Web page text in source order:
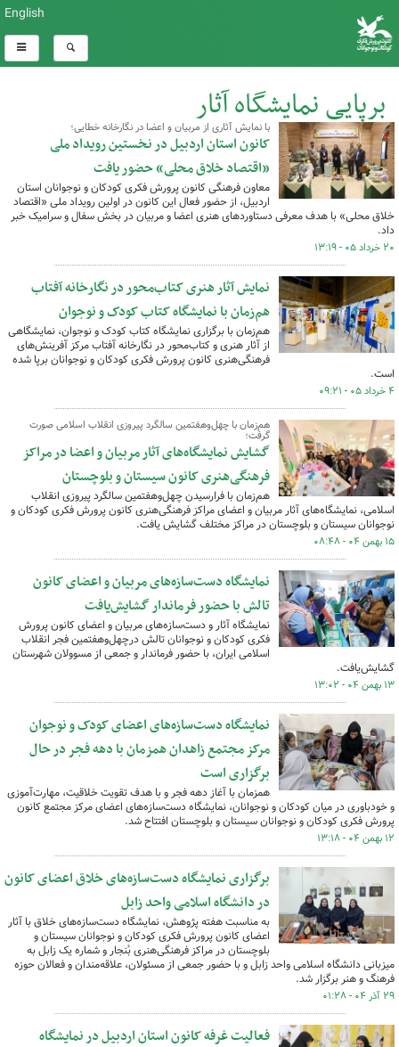
English
برپایی نمایشگاه آثار
کل اخبار:43
با نمایش آثاری از مربیان و اعضا در نگارخانه خطایی؛
کانون استان اردبیل در نخستین رویداد ملی
«اقتصاد خلاق محلی» حضور یافت
معاون فرهنگی کانون پرورش فکری کودکان و نوجوانان استان
اردبیل، از حضور فعال این کانون در اولین رویداد ملی «اقتصاد
خلاق محلی» با هدف معرفی دستاوردهای هنری اعضا و مربیان در بخش سفال و سرامیک خبر
داد.
۲۰ خرداد ۰۵ - ۱۳:۱۹
نمایش آثار هنری کتاب‌محور در نگارخانه آفتاب
هم‌زمان با نمایشگاه کتاب کودک و نوجوان
هم‌زمان با برگزاری نمایشگاه کتاب کودک و نوجوان، نمایشگاهی
از آثار هنری و کتاب‌محور در نگارخانه آفتاب مرکز آفرینش‌های
فرهنگی‌هنری کانون پرورش فکری کودکان و نوجوانان برپا شده
است.
۴ خرداد ۰۵ - ۰۹:۲۱
هم‌زمان با چهل‌وهفتمین سالگرد پیروزی انقلاب اسلامی صورت
گرفت؛
گشایش نمایشگاه‌های آثار مربیان و اعضا در مراکز
فرهنگی‌هنری کانون سیستان و بلوچستان
هم‌زمان با فرارسیدن چهل‌وهفتمین سالگرد پیروزی انقلاب
اسلامی، نمایشگاه‌های آثار مربیان و اعضای مراکز فرهنگی‌هنری کانون پرورش فکری کودکان و
نوجوانان سیستان و بلوچستان در مراکز مختلف گشایش یافت.
۱۵ بهمن ۰۴ - ۰۸:۴۸
نمایشگاه دست‌سازه‌های مربیان و اعضای کانون
تالش با حضور فرماندار گشایش‌یافت
نمایشگاه آثار و دست‌سازه‌های مربیان و اعضای کانون پرورش
فکری کودکان و نوجوانان تالش درچهل‌وهفتمین فجر انقلاب
اسلامی ایران، با حضور فرماندار و جمعی از مسوولان شهرستان
گشایش‌یافت.
۱۳ بهمن ۰۴ - ۱۳:۰۲
نمایشگاه دست‌سازه‌های اعضای کودک و نوجوان
مرکز مجتمع زاهدان همزمان با دهه فجر در حال
برگزاری است
همزمان با آغاز دهه فجر و با هدف تقویت خلاقیت، مهارت‌آموزی
و خودباوری در میان کودکان و نوجوانان، نمایشگاه دست‌سازه‌های اعضای مرکز مجتمع کانون
پرورش فکری کودکان و نوجوانان سیستان و بلوچستان افتتاح شد.
۱۲ بهمن ۰۴ - ۱۳:۱۸
برگزاری نمایشگاه دست‌سازه‌های خلاق اعضای کانون
در دانشگاه اسلامی واحد زابل
به مناسبت هفته پژوهش، نمایشگاه دست‌سازه‌های خلاق با آثار
اعضای کانون پرورش فکری کودکان و نوجوانان سیستان و
بلوچستان در مراکز فرهنگی‌هنری بُنجار و شماره یک زابل به
میزبانی دانشگاه اسلامی واحد زابل و با حضور جمعی از مسئولان، علاقه‌مندان و فعالان حوزه
فرهنگ و هنر برگزار شد.
۲۹ آذر ۰۴ - ۰۱:۲۸
فعالیت غرفه کانون استان اردبیل در نمایشگاه